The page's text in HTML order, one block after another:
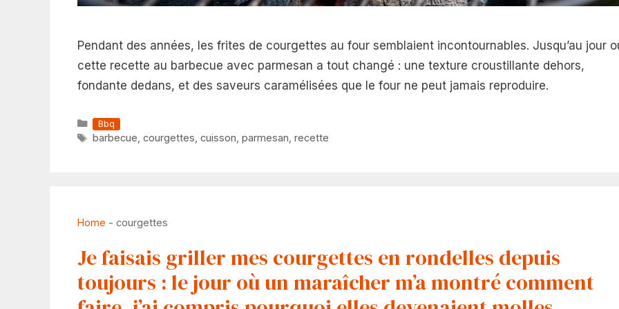
Pendant des années, les frites de courgettes au four semblaient incontournables. Jusqu’au jour
cette recette au barbecue avec parmesan a tout changé : une texture croustillante dehors,
fondante dedans, et des saveurs caramélisées que le four ne peut jamais reproduire.
Catégories
Bbq
Étiquettes
barbecue courgettes cuisson parmesan recette
Home - courgettes
Je faisais griller mes courgettes en rondelles depuis
toujours : le jour où un maraîcher m’a montré comment